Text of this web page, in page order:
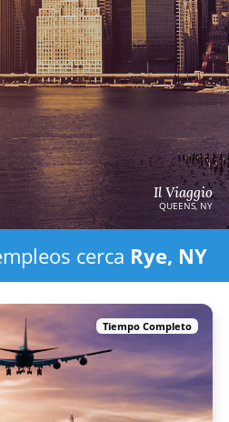
Il Viaggio
QUEENS, NY
cerca Rye, NY
Tiempo Completo